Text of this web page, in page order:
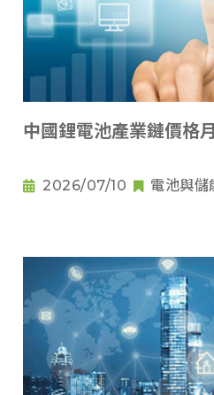
中國鋰電池產業鏈價格
2026/07/10 電池與儲